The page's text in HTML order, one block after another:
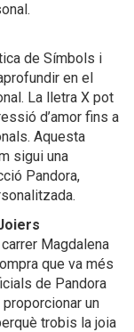
de Símbols i
en el
La lletra X pot
d’amor fins a
Aquesta
sigui una
Pandora,
Magdalena
que va més
de Pandora
un
trobis la joia